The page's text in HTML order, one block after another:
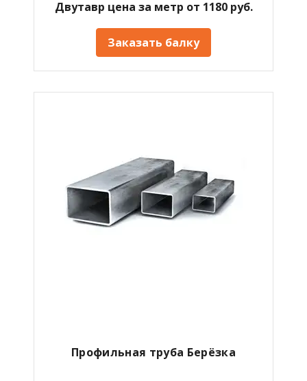
Двутавр цена за метр от 1180 руб.
Заказать балку
Профильная труба Берёзка